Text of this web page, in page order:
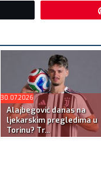
30.07.2026
Alajbegović danas na
ljekarskim pregledima u
Torinu? Tr...